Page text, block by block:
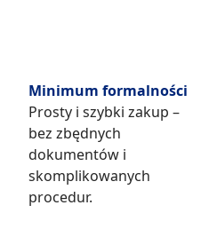
Minimum formalności
Prosty i szybki zakup –
bez zbędnych
dokumentów i
skomplikowanych
procedur.